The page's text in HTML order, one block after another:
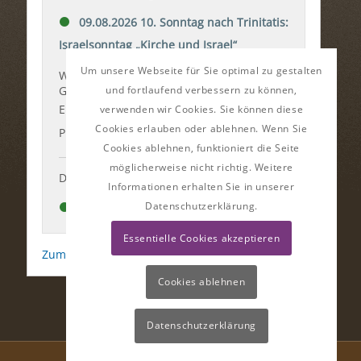
Um unsere Webseite für Sie optimal zu gestalten
und fortlaufend verbessern zu können,
verwenden wir Cookies. Sie können diese
Cookies erlauben oder ablehnen. Wenn Sie
Cookies ablehnen, funktioniert die Seite
möglicherweise nicht richtig. Weitere
Informationen erhalten Sie in unserer
Datenschutzerklärung.
Essentielle Cookies akzeptieren
Cookies ablehnen
Datenschutzerklärung